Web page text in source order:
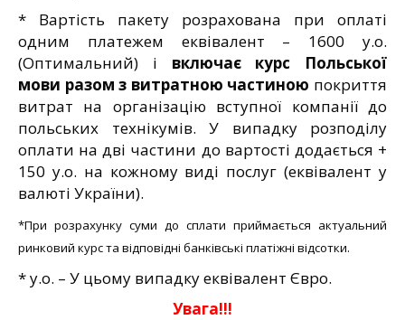
* Вартість пакету розрахована при оплаті
одним платежем еквівалент – 1600 у.о.
(Оптимальний) і включає курс Польської
мови разом з витратною частиною покриття
витрат на організацію вступної компанії до
польських технікумів. У випадку розподілу
оплати на дві частини до вартості додається +
150 у.о. на кожному виді послуг (еквівалент у
валюті України).
*При розрахунку суми до сплати приймається актуальний
ринковий курс та відповідні банківські платіжні відсотки.
* у.о. – У цьому випадку еквівалент Євро.
Увага!!!